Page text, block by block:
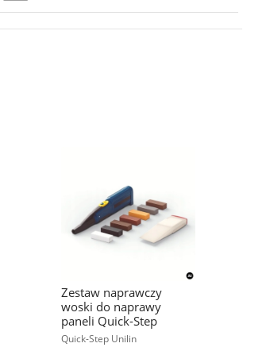
Zestaw naprawczy
woski do naprawy
paneli Quick-Step
Quick-Step Unilin